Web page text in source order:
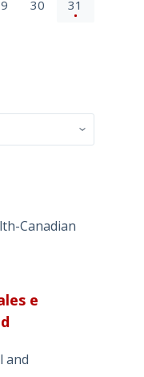
30 31
Canadian
e
and